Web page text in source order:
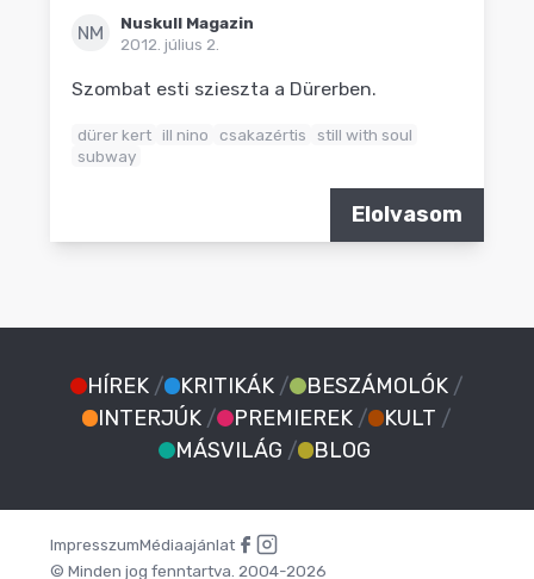
NM
Nuskull Magazin
2012. július 2.
Szombat esti szieszta a Dürerben.
dürer kert ill nino csakazértis
still with soul
subway
Elolvasom
HÍREK / KRITIKÁK / BESZÁMOLÓK /
INTERJÚK / PREMIEREK / KULT /
MÁSVILÁG / BLOG
ImpresszumMédiaajánlat
© Minden jog fenntartva. 2004-2026